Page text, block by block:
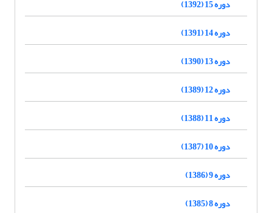
دوره 15 (1392)
دوره 14 (1391)
دوره 13 (1390)
دوره 12 (1389)
دوره 11 (1388)
دوره 10 (1387)
دوره 9 (1386)
دوره 8 (1385)